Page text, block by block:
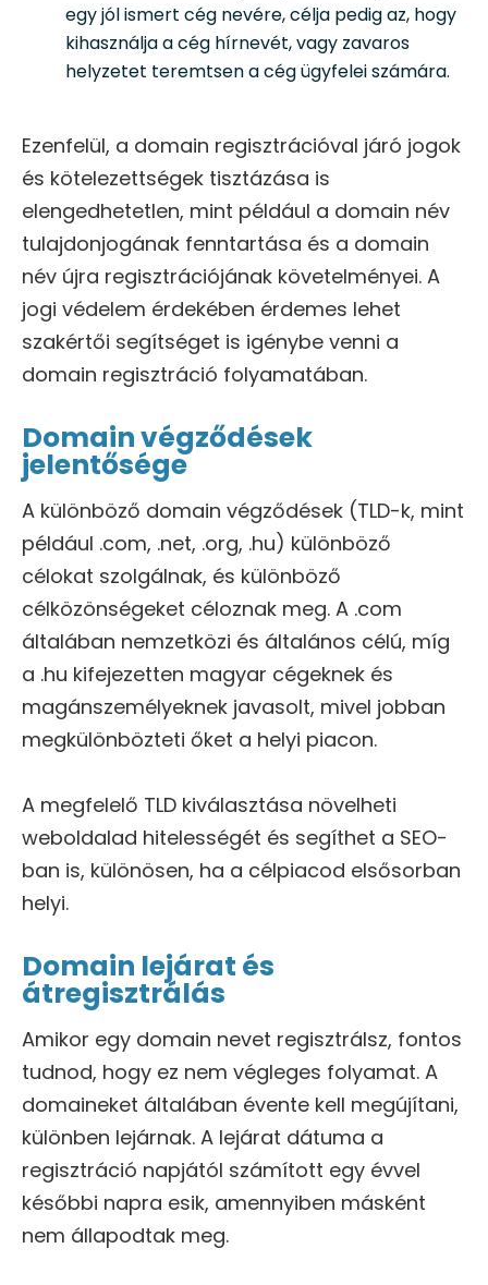
egy jól ismert cég nevére, célja pedig az, hogy
kihasználja a cég hírnevét, vagy zavaros
helyzetet teremtsen a cég ügyfelei számára.
Ezenfelül, a domain regisztrációval járó jogok
és kötelezettségek tisztázása is
elengedhetetlen, mint például a domain név
tulajdonjogának fenntartása és a domain
név újra regisztrációjának követelményei. A
jogi védelem érdekében érdemes lehet
szakértői segítséget is igénybe venni a
domain regisztráció folyamatában.
Domain végződések
jelentősége
A különböző domain végződések (TLD-k, mint
például .com, .net, .org, .hu) különböző
célokat szolgálnak, és különböző
célközönségeket céloznak meg. A .com
általában nemzetközi és általános célú, míg
a .hu kifejezetten magyar cégeknek és
magánszemélyeknek javasolt, mivel jobban
megkülönbözteti őket a helyi piacon.
A megfelelő TLD kiválasztása növelheti
weboldalad hitelességét és segíthet a SEO-
ban is, különösen, ha a célpiacod elsősorban
helyi.
Domain lejárat és
átregisztrálás
Amikor egy domain nevet regisztrálsz, fontos
tudnod, hogy ez nem végleges folyamat. A
domaineket általában évente kell megújítani,
különben lejárnak. A lejárat dátuma a
regisztráció napjától számított egy évvel
későbbi napra esik, amennyiben másként
nem állapodtak meg.